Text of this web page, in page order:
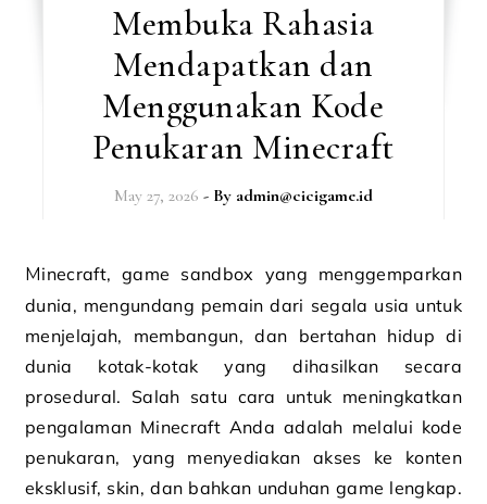
Membuka Rahasia
Mendapatkan dan
Menggunakan Kode
Penukaran Minecraft
May 27, 2026 - By admin@cicigame.id
Minecraft, game sandbox yang menggemparkan
dunia, mengundang pemain dari segala usia untuk
menjelajah, membangun, dan bertahan hidup di
dunia kotak-kotak yang dihasilkan secara
prosedural. Salah satu cara untuk meningkatkan
pengalaman Minecraft Anda adalah melalui kode
penukaran, yang menyediakan akses ke konten
eksklusif, skin, dan bahkan unduhan game lengkap.